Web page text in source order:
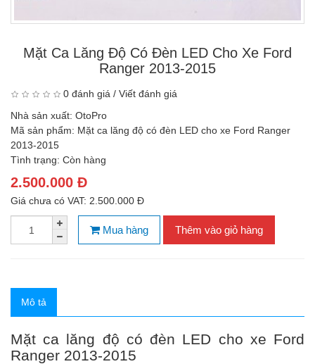
Mặt Ca Lăng Độ Có Đèn LED Cho Xe Ford
Ranger 2013-2015
0 đánh giá / Viết đánh giá
Nhà sản xuất: OtoPro
Mã sản phẩm: Mặt ca lăng độ có đèn LED cho xe Ford Ranger
2013-2015
Tình trạng: Còn hàng
2.500.000 Đ
Giá chưa có VAT: 2.500.000 Đ
Mua hàng Thêm vào giỏ hàng
Mô tả
Mặt ca lăng độ có đèn LED cho xe Ford
Ranger 2013-2015